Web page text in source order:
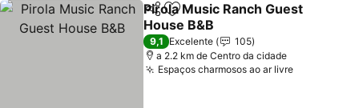
PartilharAdicionar aos favoritos
Pirola Music Ranch Guest
House B&B
Ver preços
9,1 Excelente
105
a 2.2 km de Centro da cidade
Espaços charmosos ao ar livreVer preços